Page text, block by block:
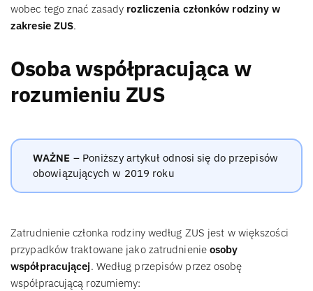
wobec tego znać zasady rozliczenia członków rodziny w
zakresie ZUS.
Osoba współpracująca w
rozumieniu ZUS
WAŻNE – Poniższy artykuł odnosi się do przepisów
obowiązujących w 2019 roku
Zatrudnienie członka rodziny według ZUS jest w większości
przypadków traktowane jako zatrudnienieosoby
współpracującej. Według przepisów przez osobę
współpracującą rozumiemy: